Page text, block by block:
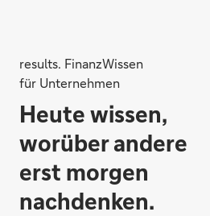
results. FinanzWissen
für Unternehmen
Heute wissen,
worüber andere
erst morgen
nachdenken.